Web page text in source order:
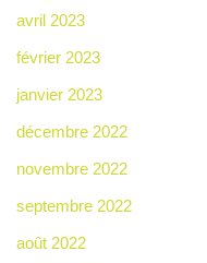
avril 2023
février 2023
janvier 2023
décembre 2022
novembre 2022
septembre 2022
août 2022